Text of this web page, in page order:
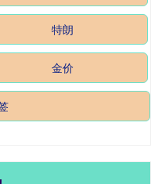
特朗
金价